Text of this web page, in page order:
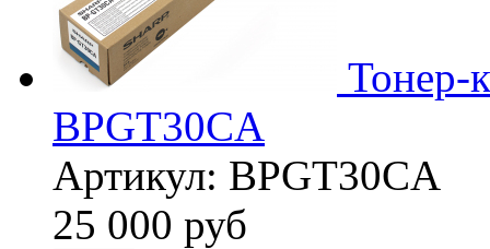
Тонер-
BPGT30CA
Артикул: BPGT30CA
25 000 руб